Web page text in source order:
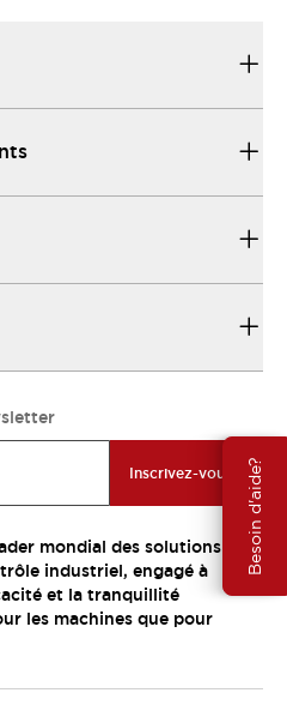
Besoin d'aide?
Inscrivez-vous
mondial des solutions
industriel, engagé à
et la tranquillité
les machines que pour